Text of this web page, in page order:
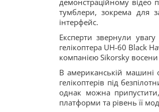
демонстраційному відео
тумблери, зокрема для
інтерфейс.
Експерти звернули
гелікоптера UH-60 Black
компанією Sikorsky
В американській машині
гелікоптерів під
однак можна
платформи та рівень її